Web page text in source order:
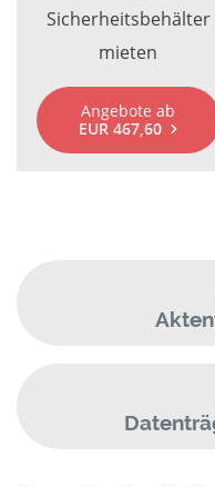
Sicherheitsbehälter
mieten
Angebote ab
EUR 467,60